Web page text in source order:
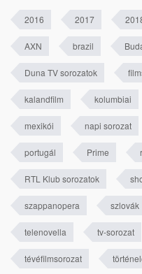
2016 2017
AXN brazil
Duna TV sorozatok
kalandfilm kolumbiai
mexikói napi sorozat
portugál Prime
RTL Klub sorozatok
szappanopera szlovák
telenovella tv-sorozat
tévéfilmsorozat